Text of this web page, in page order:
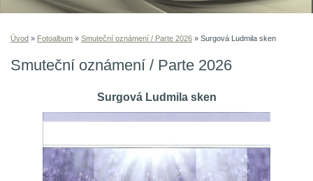
Úvod » Fotoalbum » Smuteční oznámení / Parte 2026 » Surgová Ludmila sken
Smuteční oznámení / Parte 2026
Surgová Ludmila sken